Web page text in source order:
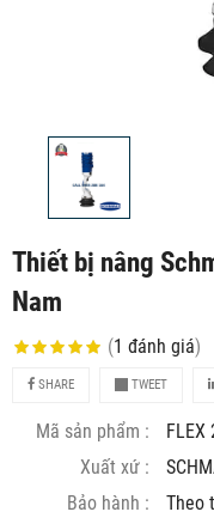
Thiết bị nâng
Nam
(1 đánh giá)
SHARE TWEET
Mã sản phẩm :
FLEX
Xuất xứ :
Bảo hành :
Theo